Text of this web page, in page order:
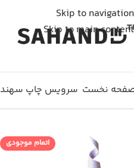
Skip to navigation
Skip to main content
نخست سرویس چاپ سهند
اتمام موجودی